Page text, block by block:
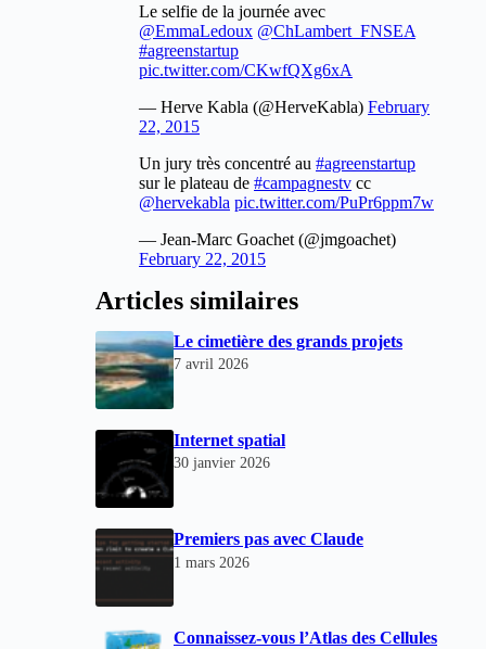
Le selfie de la journée avec
@EmmaLedoux @ChLambert_FNSEA
#agreenstartup
pic.twitter.com/CKwfQXg6xA
— Herve Kabla (@HerveKabla) February
22, 2015
Un jury très concentré au #agreenstartup
sur le plateau de #campagnestv cc
@hervekabla pic.twitter.com/PuPr6ppm7w
— Jean-Marc Goachet (@jmgoachet)
February 22, 2015
Articles similaires
Le cimetière des grands projets
7 avril 2026
Internet spatial
30 janvier 2026
Premiers pas avec Claude
1 mars 2026
Connaissez-vous l’Atlas des Cellules